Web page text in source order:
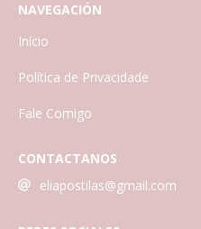
NAVEGACIÓN
Início
Política de Privacidade
Fale Comigo
CONTACTANOS
eliapostilas@gmail.com